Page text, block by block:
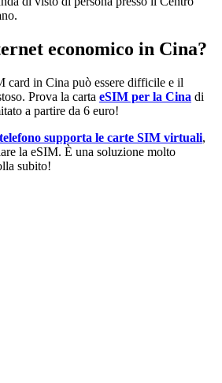
economico in Cina?
card in Cina può essere difficile e il
Prova la carta eSIM per la Cina di
a partire da 6 euro!
supporta le carte SIM virtuali,
la eSIM. È una soluzione molto
subito!